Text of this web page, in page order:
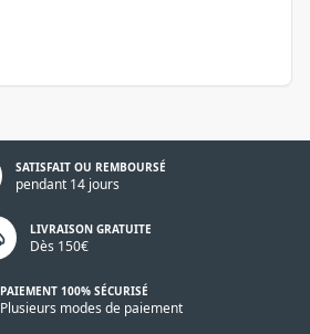
SATISFAIT OU REMBOURSÉ
pendant 14 jours
LIVRAISON GRATUITE
Dès 150€
PAIEMENT 100% SÉCURISÉ
Plusieurs modes de paiement